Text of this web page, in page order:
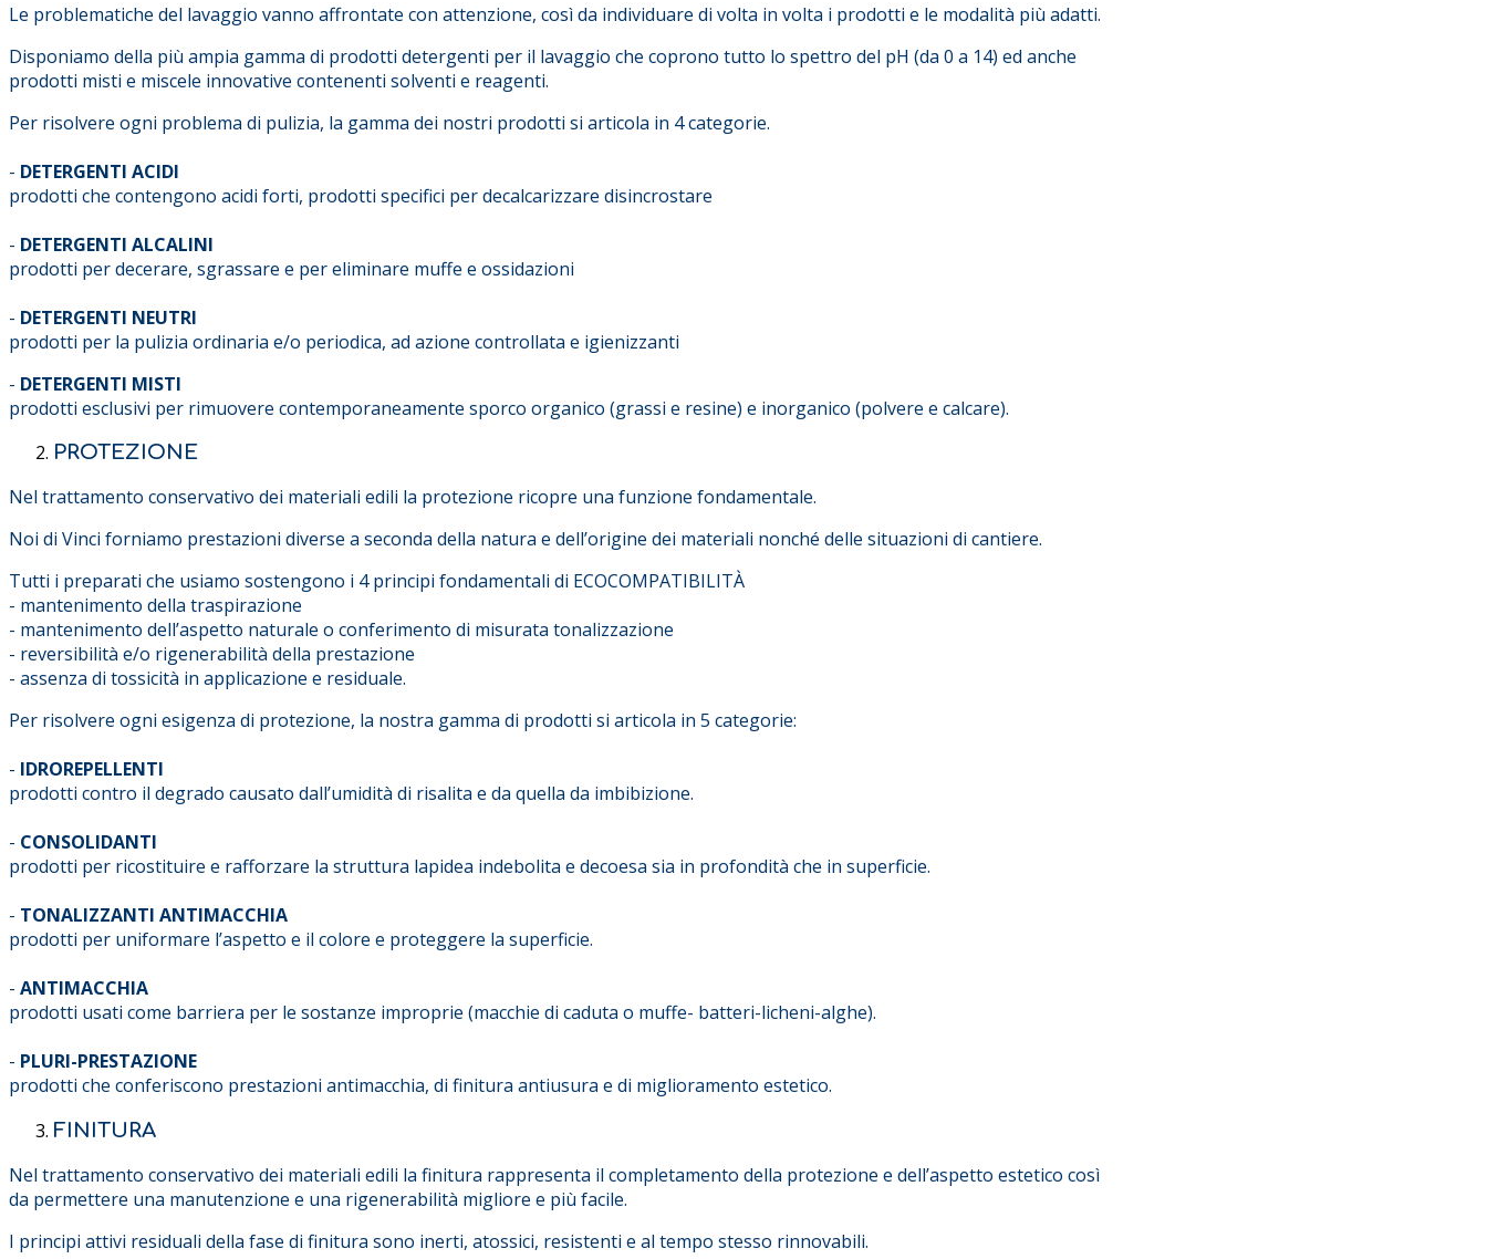
Le problematiche del lavaggio vanno affrontate con attenzione, così da individuare di volta in volta i prodotti e le modalità più adatti.
Disponiamo della più ampia gamma di prodotti detergenti per il lavaggio che coprono tutto lo spettro del pH (da 0 a 14) ed anche
prodotti misti e miscele innovative contenenti solventi e reagenti.
Per risolvere ogni problema di pulizia, la gamma dei nostri prodotti si articola in 4 categorie.
- DETERGENTI ACIDI
prodotti che contengono acidi forti, prodotti specifici per decalcarizzare disincrostare
- DETERGENTI ALCALINI
prodotti per decerare, sgrassare e per eliminare muffe e ossidazioni
- DETERGENTI NEUTRI
prodotti per la pulizia ordinaria e/o periodica, ad azione controllata e igienizzanti
- DETERGENTI MISTI
prodotti esclusivi per rimuovere contemporaneamente sporco organico (grassi e resine) e inorganico (polvere e calcare).
PROTEZIONE
Nel trattamento conservativo dei materiali edili la protezione ricopre una funzione fondamentale.
Noi di Vinci forniamo prestazioni diverse a seconda della natura e dell’origine dei materiali nonché delle situazioni di cantiere.
Tutti i preparati che usiamo sostengono i 4 principi fondamentali di ECOCOMPATIBILITÀ
- mantenimento della traspirazione
- mantenimento dell’aspetto naturale o conferimento di misurata tonalizzazione
- reversibilità e/o rigenerabilità della prestazione
- assenza di tossicità in applicazione e residuale.
Per risolvere ogni esigenza di protezione, la nostra gamma di prodotti si articola in 5 categorie:
- IDROREPELLENTI
prodotti contro il degrado causato dall’umidità di risalita e da quella da imbibizione.
- CONSOLIDANTI
prodotti per ricostituire e rafforzare la struttura lapidea indebolita e decoesa sia in profondità che in superficie.
- TONALIZZANTI ANTIMACCHIA
prodotti per uniformare l’aspetto e il colore e proteggere la superficie.
- ANTIMACCHIA
prodotti usati come barriera per le sostanze improprie (macchie di caduta o muffe- batteri-licheni-alghe).
- PLURI-PRESTAZIONE
prodotti che conferiscono prestazioni antimacchia, di finitura antiusura e di miglioramento estetico.
FINITURA
Nel trattamento conservativo dei materiali edili la finitura rappresenta il completamento della protezione e dell’aspetto estetico così
da permettere una manutenzione e una rigenerabilità migliore e più facile.
I principi attivi residuali della fase di finitura sono inerti, atossici, resistenti e al tempo stesso rinnovabili.